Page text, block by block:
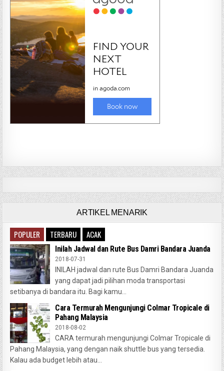
ARTIKEL MENARIK
POPULER TERBARU ACAK
Inilah Jadwal dan Rute Bus Damri Bandara Juanda
2018-07-31
INILAH jadwal dan rute Bus Damri Bandara Juanda
yang dapat jadi pilihan moda transportasi
setibanya di bandara itu. Bagi kamu...
Cara Termurah Mengunjungi Colmar Tropicale di
Pahang Malaysia
2018-08-02
CARA termurah mengunjungi Colmar Tropicale di
Pahang Malaysia, yang dengan naik shuttle bus yang tersedia.
Kalau ada budget lebih atau...